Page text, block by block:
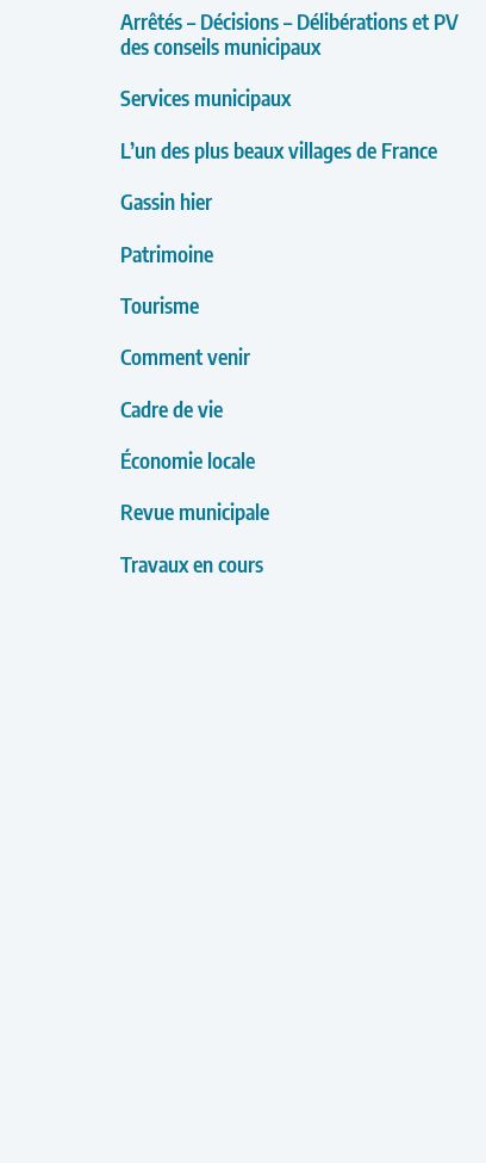
Arrêtés – Décisions – Délibérations et PV
des conseils municipaux
Services municipaux
L’un des plus beaux villages de France
Gassin hier
Patrimoine
Tourisme
Comment venir
Cadre de vie
Économie locale
Revue municipale
Travaux en cours